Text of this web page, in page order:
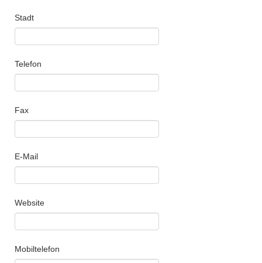
Stadt
Telefon
Fax
E-Mail
Website
Mobiltelefon